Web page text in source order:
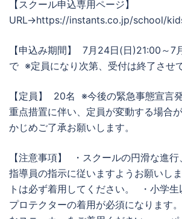
【スクール申込専用ページ】
URL→https://instants.co.jp/school/
【申込み期間】 7月24日(日)21:00～7
で ※定員になり次第、受付は終了させ
【定員】 20名 ※今後の緊急事態宣言
重点措置に伴い、定員が変動する場合
かじめご了承お願いします。
【注意事項】 ・スクールの円滑な進
指導員の指示に従いますようお願いし
トは必ず着用してください。 ・小学生
プロテクターの着用が必須になります